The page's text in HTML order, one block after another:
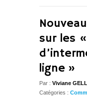
sur les
ligne »
Par : Viviane
Catégories :